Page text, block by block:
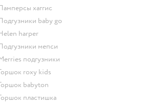
памперсы хаггис
подгузники baby go
helen harper
подгузники мепси
merries подгузники
горшок roxy kids
горшок babyton
горшок пластишка